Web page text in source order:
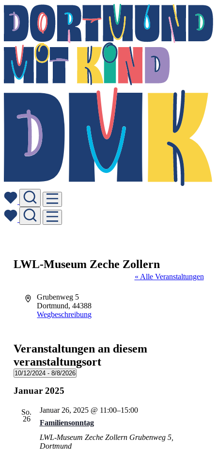
LWL-Museum Zeche Zollern
« Alle Veranstaltungen
AdresseGrubenweg 5
Dortmund, 44388
Wegbeschreibung
Veranstaltungen an diesem
veranstaltungsort
10/12/2024 - 8/8/2026
wählen.
Januar 2025
So.
26
Familiensonntag
Januar 26, 2025 @ 11:00–15:00
LWL-Museum Zeche Zollern Grubenweg 5,
Dortmund